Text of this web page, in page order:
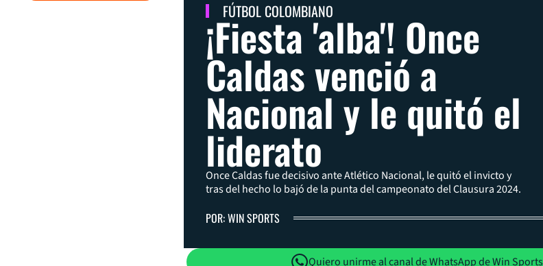
FÚTBOL COLOMBIANO
¡Fiesta 'alba'! Once
Caldas venció a
Nacional y le quitó el
liderato
Once Caldas fue decisivo ante Atlético Nacional, le quitó el invicto y
tras del hecho lo bajó de la punta del campeonato del Clausura 2024.
POR: WIN SPORTS
Quiero unirme al canal de WhatsApp de Win Sports